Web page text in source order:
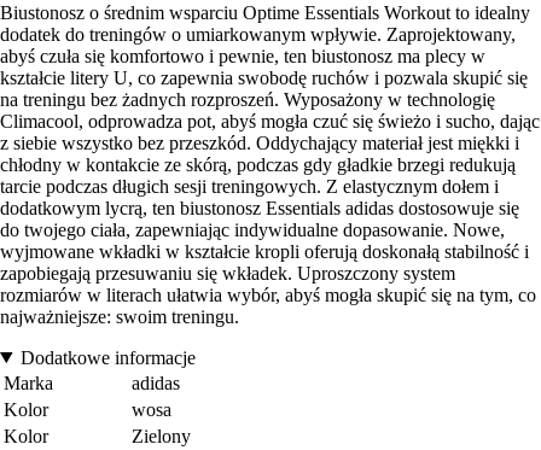
Biustonosz o średnim wsparciu Optime Essentials Workout to idealny
dodatek do treningów o umiarkowanym wpływie. Zaprojektowany,
abyś czuła się komfortowo i pewnie, ten biustonosz ma plecy w
kształcie litery U, co zapewnia swobodę ruchów i pozwala skupić się
na treningu bez żadnych rozproszeń. Wyposażony w technologię
Climacool, odprowadza pot, abyś mogła czuć się świeżo i sucho, dając
z siebie wszystko bez przeszkód. Oddychający materiał jest miękki i
chłodny w kontakcie ze skórą, podczas gdy gładkie brzegi redukują
tarcie podczas długich sesji treningowych. Z elastycznym dołem i
dodatkowym lycrą, ten biustonosz Essentials adidas dostosowuje się
do twojego ciała, zapewniając indywidualne dopasowanie. Nowe,
wyjmowane wkładki w kształcie kropli oferują doskonałą stabilność i
zapobiegają przesuwaniu się wkładek. Uproszczony system
rozmiarów w literach ułatwia wybór, abyś mogła skupić się na tym, co
najważniejsze: swoim treningu.
Dodatkowe informacje
Marka
adidas
Kolor
wosa
Kolor
Zielony